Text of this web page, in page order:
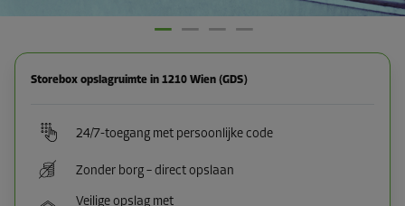
Storebox opslagruimte in 1210 Wien (GDS)
24/7-toegang met persoonlijke code
Zonder borg – direct opslaan
Veilige opslag met